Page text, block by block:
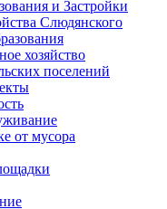
и Застройки
Слюдянского
хозяйство
поселений
от мусора